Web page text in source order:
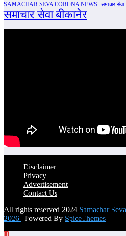
SAMACHAR SEVA CORONA NEWS समाचार सेवा
समाचार सेवा बीकानेर
Disclaimer
Privacy
Advertisement
Contact Us
All rights reserved 2024 Samachar Seva
2026 | Powered By SpiceThemes